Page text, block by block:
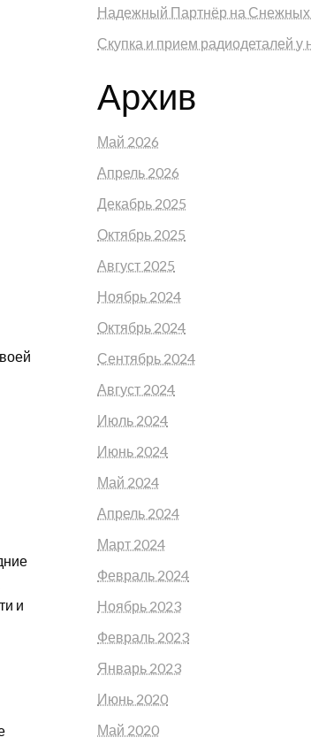
и
Надежный Партнёр на Снежных
Скупка и прием радиодеталей у
Архив
Май 2026
Апрель 2026
Декабрь 2025
Октябрь 2025
Август 2025
Ноябрь 2024
Октябрь 2024
Сентябрь 2024
Август 2024
Июль 2024
Июнь 2024
Май 2024
Апрель 2024
Март 2024
Февраль 2024
Ноябрь 2023
Февраль 2023
Январь 2023
Июнь 2020
Май 2020